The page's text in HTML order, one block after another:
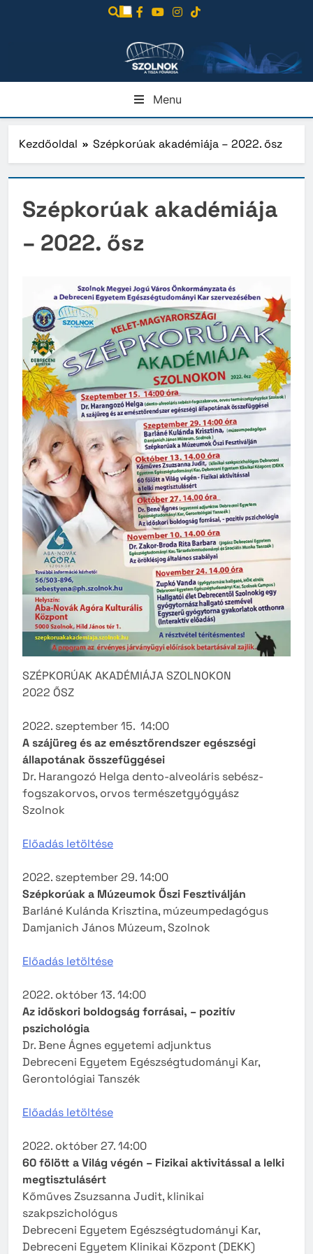
Menu
Kezdőoldal Szépkorúak akadémiája – 2022. ősz
Szépkorúak akadémiája
– 2022. ősz
SZÉPKORÚAK AKADÉMIÁJA SZOLNOKON
2022 ŐSZ
2022. szeptember 15. 14:00
A szájüreg és az emésztőrendszer egészségi
állapotának összefüggései
Dr. Harangozó Helga dento-alveoláris sebész-
fogszakorvos, orvos természetgyógyász
Szolnok
Előadás letöltése
2022. szeptember 29. 14:00
Szépkorúak a Múzeumok Őszi Fesztiválján
Barláné Kulánda Krisztina, múzeumpedagógus
Damjanich János Múzeum, Szolnok
Előadás letöltése
2022. október 13. 14:00
Az időskori boldogság forrásai, – pozitív
pszichológia
Dr. Bene Ágnes egyetemi adjunktus
Debreceni Egyetem Egészségtudományi Kar,
Gerontológiai Tanszék
Előadás letöltése
2022. október 27. 14:00
60 fölött a Világ végén – Fizikai aktivitással a lelki
megtisztulásért
Kőműves Zsuzsanna Judit, klinikai
szakpszichológus
Debreceni Egyetem Egészségtudományi Kar,
Debreceni Egyetem Klinikai Központ (DEKK)